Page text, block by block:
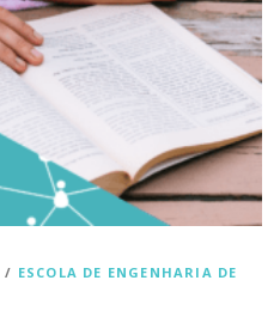
/ ESCOLA DE ENGENHARIA DE